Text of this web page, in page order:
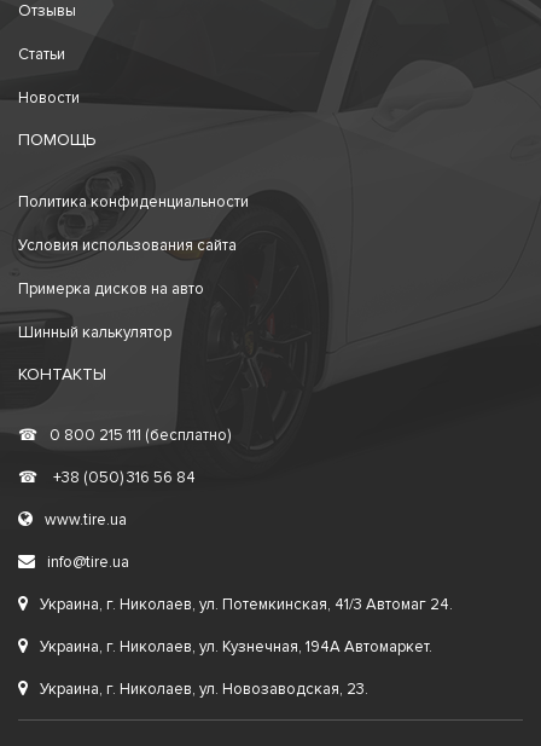
Отзывы
Статьи
Новости
ПОМОЩЬ
Политика конфиденциальности
Условия использования сайта
Примерка дисков на авто
Шинный калькулятор
КОНТАКТЫ
☎ 0 800 215 111 (бесплатно)
☎ +38 (050) 316 56 84
www.tire.ua
info@tire.ua
Украина, г. Николаев, ул. Потемкинская, 41/3 Автомаг 24.
Украина, г. Николаев, ул. Кузнечная, 194А Автомаркет.
Украина, г. Николаев, ул. Новозаводская, 23.